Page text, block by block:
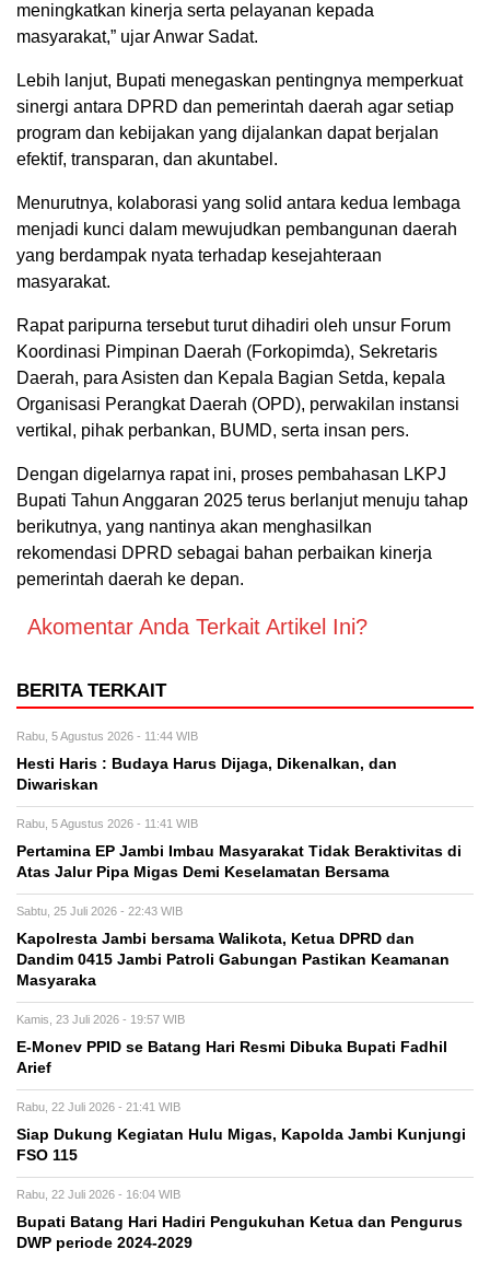
meningkatkan kinerja serta pelayanan kepada
masyarakat,” ujar Anwar Sadat.
Lebih lanjut, Bupati menegaskan pentingnya memperkuat
sinergi antara DPRD dan pemerintah daerah agar setiap
program dan kebijakan yang dijalankan dapat berjalan
efektif, transparan, dan akuntabel.
Menurutnya, kolaborasi yang solid antara kedua lembaga
menjadi kunci dalam mewujudkan pembangunan daerah
yang berdampak nyata terhadap kesejahteraan
masyarakat.
Rapat paripurna tersebut turut dihadiri oleh unsur Forum
Koordinasi Pimpinan Daerah (Forkopimda), Sekretaris
Daerah, para Asisten dan Kepala Bagian Setda, kepala
Organisasi Perangkat Daerah (OPD), perwakilan instansi
vertikal, pihak perbankan, BUMD, serta insan pers.
Dengan digelarnya rapat ini, proses pembahasan LKPJ
Bupati Tahun Anggaran 2025 terus berlanjut menuju tahap
berikutnya, yang nantinya akan menghasilkan
rekomendasi DPRD sebagai bahan perbaikan kinerja
pemerintah daerah ke depan.
Akomentar Anda Terkait Artikel Ini?
BERITA TERKAIT
Rabu, 5 Agustus 2026 - 11:44 WIB
Hesti Haris : Budaya Harus Dijaga, Dikenalkan, dan
Diwariskan
Rabu, 5 Agustus 2026 - 11:41 WIB
Pertamina EP Jambi Imbau Masyarakat Tidak Beraktivitas di
Atas Jalur Pipa Migas Demi Keselamatan Bersama
Sabtu, 25 Juli 2026 - 22:43 WIB
Kapolresta Jambi bersama Walikota, Ketua DPRD dan
Dandim 0415 Jambi Patroli Gabungan Pastikan Keamanan
Masyaraka
Kamis, 23 Juli 2026 - 19:57 WIB
E-Monev PPID se Batang Hari Resmi Dibuka Bupati Fadhil
Arief
Rabu, 22 Juli 2026 - 21:41 WIB
Siap Dukung Kegiatan Hulu Migas, Kapolda Jambi Kunjungi
FSO 115
Rabu, 22 Juli 2026 - 16:04 WIB
Bupati Batang Hari Hadiri Pengukuhan Ketua dan Pengurus
DWP periode 2024-2029